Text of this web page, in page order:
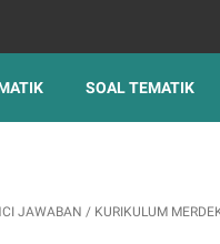
SOAL TEMATIK
JAWABAN / KURIKULUM